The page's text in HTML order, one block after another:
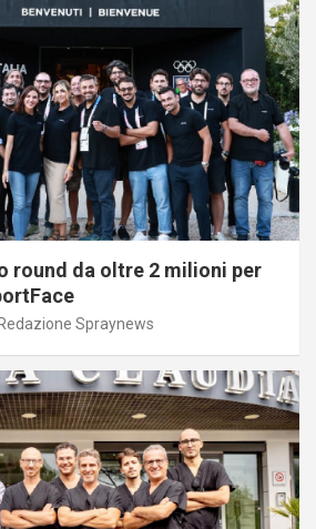
round da oltre 2 milioni per
Redazione Spraynews